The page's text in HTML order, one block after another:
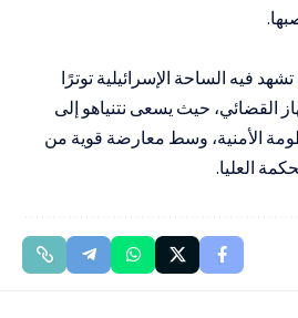
فيه الساحة الإسرائيلية توترًا
القضائي، حيث يسعى نتنياهو إلى
الأمنية، وسط معارضة قوية من
العليا.